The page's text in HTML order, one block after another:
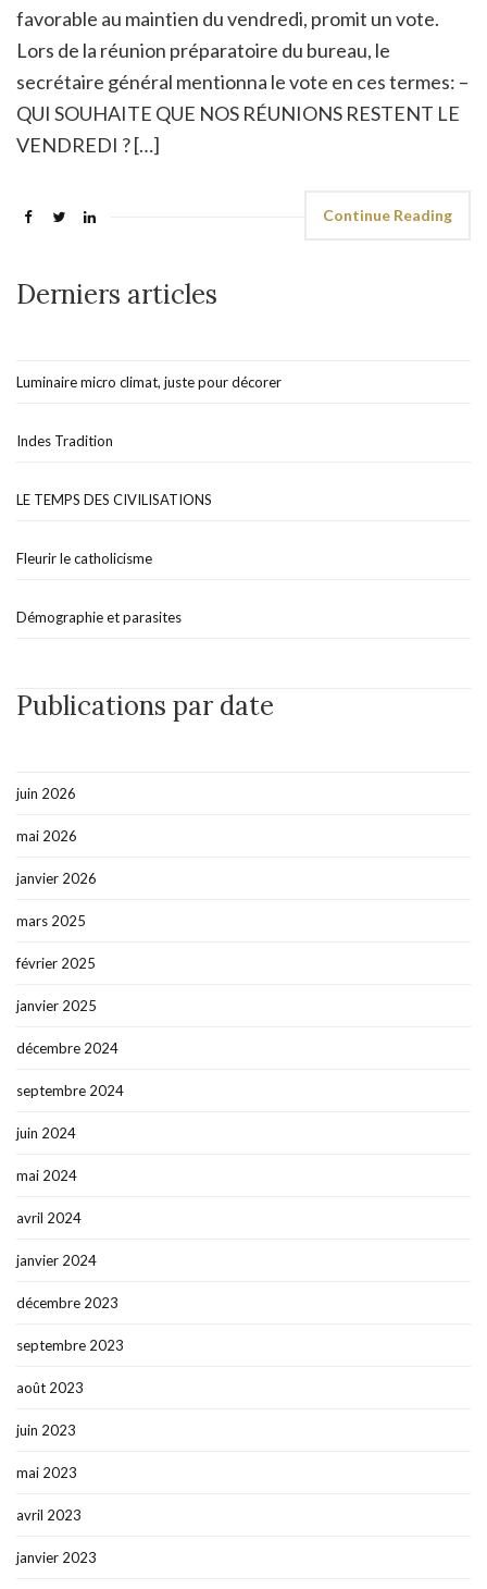
favorable au maintien du vendredi, promit un vote.
Lors de la réunion préparatoire du bureau, le
secrétaire général mentionna le vote en ces termes: –
QUI SOUHAITE QUE NOS RÉUNIONS RESTENT LE
VENDREDI ? […]
Continue Reading
Derniers articles
Luminaire micro climat, juste pour décorer
Indes Tradition
LE TEMPS DES CIVILISATIONS
Fleurir le catholicisme
Démographie et parasites
Publications par date
juin 2026
mai 2026
janvier 2026
mars 2025
février 2025
janvier 2025
décembre 2024
septembre 2024
juin 2024
mai 2024
avril 2024
janvier 2024
décembre 2023
septembre 2023
août 2023
juin 2023
mai 2023
avril 2023
janvier 2023